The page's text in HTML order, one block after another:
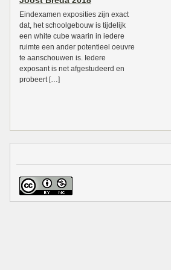
Eindexamen exposities zijn exact
dat, het schoolgebouw is tijdelijk
een white cube waarin in iedere
ruimte een ander potentieel oeuvre
te aanschouwen is. Iedere
exposant is net afgestudeerd en
probeert […]